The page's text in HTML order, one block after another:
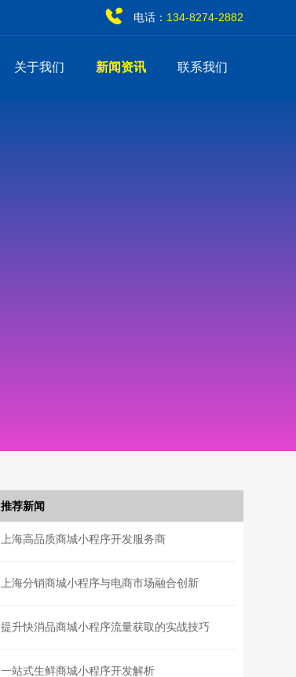
134-8274-2882
电话：
关于我们 新闻资讯 联系我们
推荐新闻
上海高品质商城小程序开发服务商
上海分销商城小程序与电商市场融合创新
提升快消品商城小程序流量获取的实战技巧
一站式生鲜商城小程序开发解析